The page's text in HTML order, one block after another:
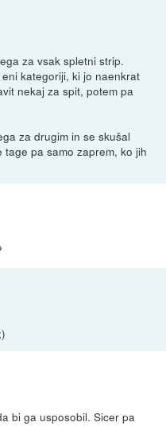
za vsak spletni strip.
kategoriji, ki jo naenkrat
nekaj za spit, potem pa
za drugim in se skušal
pa samo zaprem, ko jih
bi ga usposobil. Sicer pa